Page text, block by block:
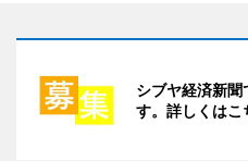
シブヤ経済新聞
す。詳しくはこ